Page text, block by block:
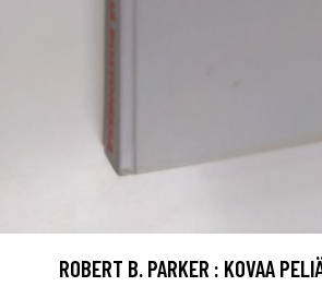
ROBERT B. PARKER : KOVAA